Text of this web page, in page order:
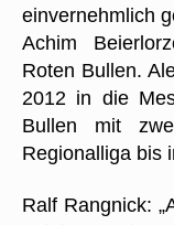
einvernehmlich
Achim
Roten Bullen.
2012 in die
Bullen mit
Regionalliga bis
Ralf Rangnick: